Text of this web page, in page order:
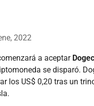
2022
a aceptar
se disparó.
los US$ 0,20 tras un